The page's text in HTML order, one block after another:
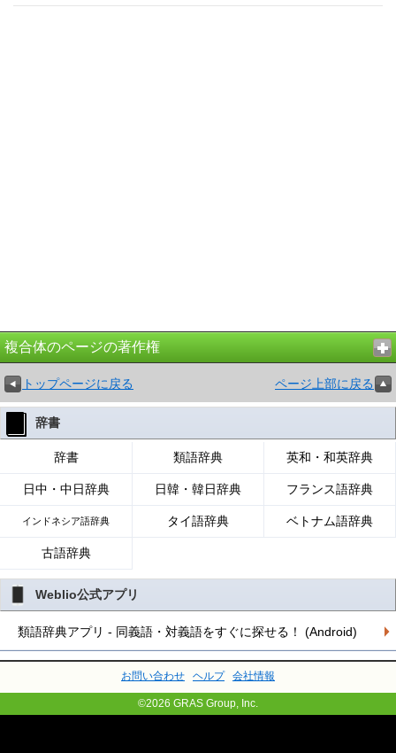
複合体のページの著作権
トップページに戻る ページ上部に戻る
辞書
辞書 類語辞典 英和・和英辞典
日中・中日辞典 日韓・韓日辞典 フランス語辞典
インドネシア語辞典 タイ語辞典 ベトナム語辞典
古語辞典
Weblio公式アプリ
類語辞典アプリ - 同義語・対義語をすぐに探せる！ (Android)
お問い合わせ ヘルプ 会社情報
©2026 GRAS Group, Inc.